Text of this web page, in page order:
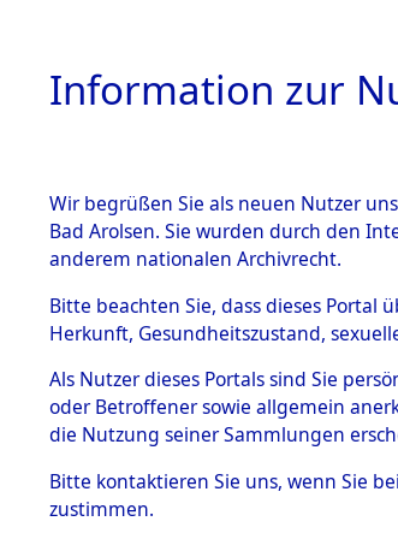
HOME
BESTÄNDE
Inhaftierungsdoku
mente
5. Verschiedenes
Todesmärsche
5.3.1 Alliierte
→
Information zur
Wir begrüßen Sie als neuen Nutzer
Bad Arolsen. Sie wurden durch den
anderem nationalen Archivrecht.
Bitte beachten Sie, dass dieses
Herkunft, Gesundheitszustand,
Als Nutzer dieses Portals sind Sie
oder Betroffener sowie allgemein
die Nutzung seiner Sammlungen
Bitte kontaktieren Sie uns, wenn Sie
zustimmen.